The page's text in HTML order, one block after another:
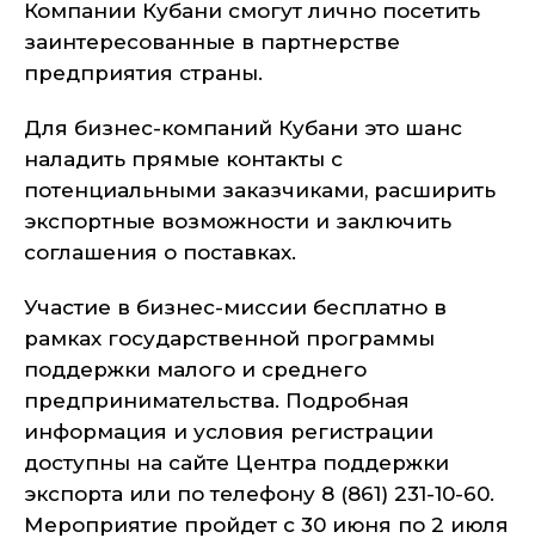
Компании Кубани смогут лично посетить
заинтересованные в партнерстве
предприятия страны.
Для бизнес-компаний Кубани это шанс
наладить прямые контакты с
потенциальными заказчиками, расширить
экспортные возможности и заключить
соглашения о поставках.
Участие в бизнес-миссии бесплатно в
рамках государственной программы
поддержки малого и среднего
предпринимательства. Подробная
информация и условия регистрации
доступны на сайте Центра поддержки
экспорта или по телефону 8 (861) 231-10-60.
Мероприятие пройдет с 30 июня по 2 июля